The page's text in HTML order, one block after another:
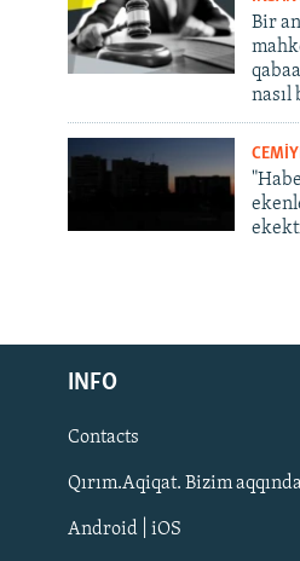
Русский
Українською
QOŞULIÑIZ!
Bir an
nasıl
INFO
Contacts
Qırım.Aqiqat. Bizim
Android | iOS